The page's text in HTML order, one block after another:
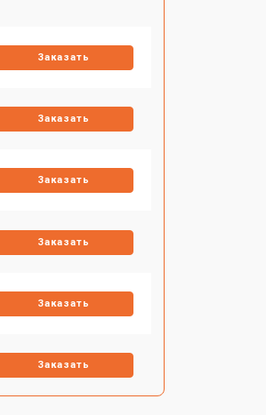
Заказать
Заказать
Заказать
Заказать
Заказать
Заказать